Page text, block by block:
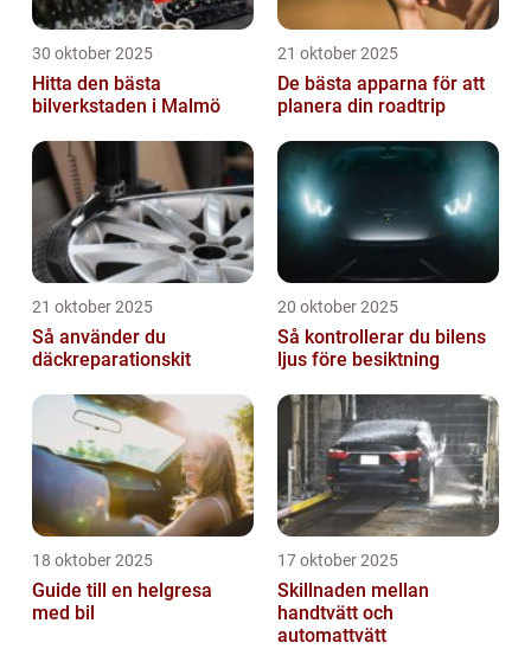
30 oktober 2025
Hitta den bästa
bilverkstaden i Malmö
21 oktober 2025
De bästa apparna för att
planera din roadtrip
21 oktober 2025
Så använder du
däckreparationskit
20 oktober 2025
Så kontrollerar du bilens
ljus före besiktning
18 oktober 2025
Guide till en helgresa
med bil
17 oktober 2025
Skillnaden mellan
handtvätt och
automattvätt